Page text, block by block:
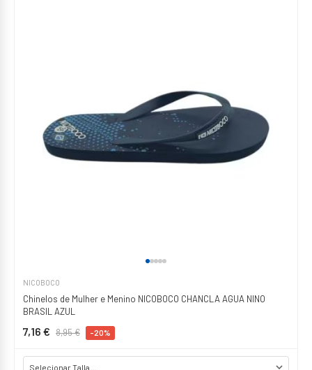
NICOBOCO
Chinelos de Mulher e Menino NICOBOCO CHANCLA AGUA NINO
BRASIL AZUL
7,16 € 8,95 € -20%